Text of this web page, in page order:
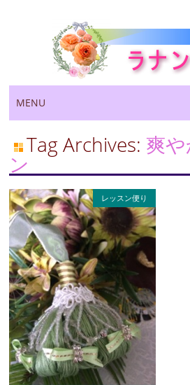
Main menu
to
MENU
Tag Archives: 爽
ン
レッスン便り